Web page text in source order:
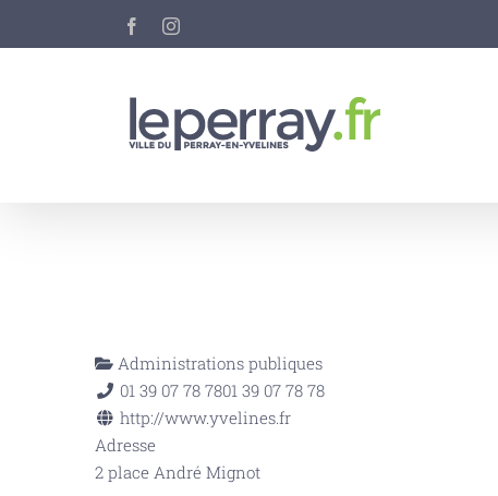
FacebookInstagram
Administrations publiques
01 39 07 78 7801 39 07 78 78
http://www.yvelines.fr
Adresse
2 place André Mignot